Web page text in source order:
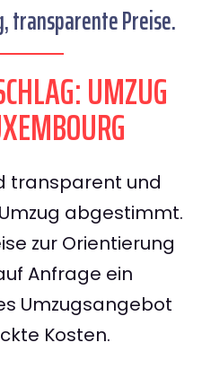
transparente Preise.
UMZUG
transparent und
abgestimmt.
zur Orientierung
Anfrage ein
Umzugsangebot
Kosten.